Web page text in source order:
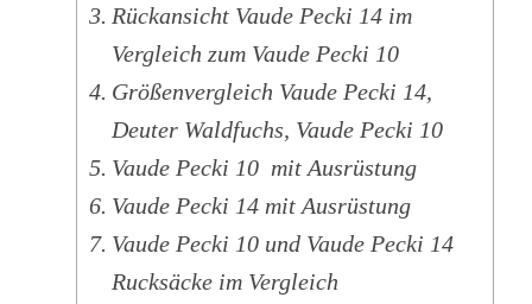
Rückansicht Vaude Pecki 14 im
Vergleich zum Vaude Pecki 10
Größenvergleich Vaude Pecki 14,
Deuter Waldfuchs, Vaude Pecki 10
Vaude Pecki 10 mit Ausrüstung
Vaude Pecki 14 mit Ausrüstung
Vaude Pecki 10 und Vaude Pecki 14
Rucksäcke im Vergleich